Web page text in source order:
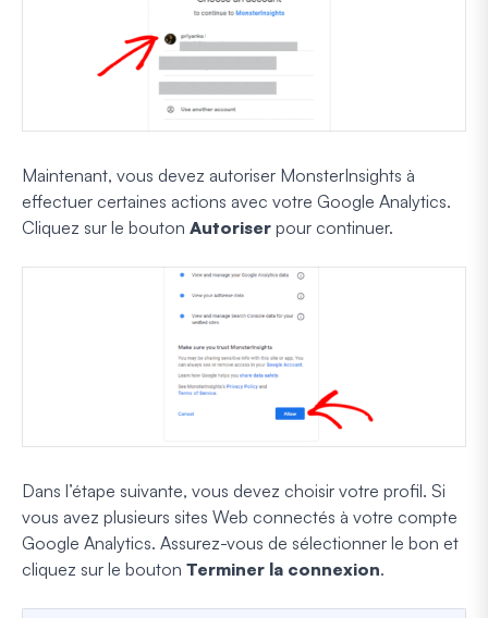
Maintenant, vous devez autoriser MonsterInsights à
effectuer certaines actions avec votre Google Analytics.
Cliquez sur le bouton Autoriser pour continuer.
Dans l’étape suivante, vous devez choisir votre profil. Si
vous avez plusieurs sites Web connectés à votre compte
Google Analytics. Assurez-vous de sélectionner le bon et
cliquez sur le bouton Terminer la connexion.